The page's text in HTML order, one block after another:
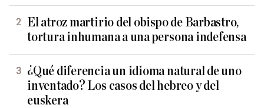
El atroz martirio del obispo de Barbastro,
tortura inhumana a una persona indefensa
¿Qué diferencia un idioma natural de uno
inventado? Los casos del hebreo y del
euskera